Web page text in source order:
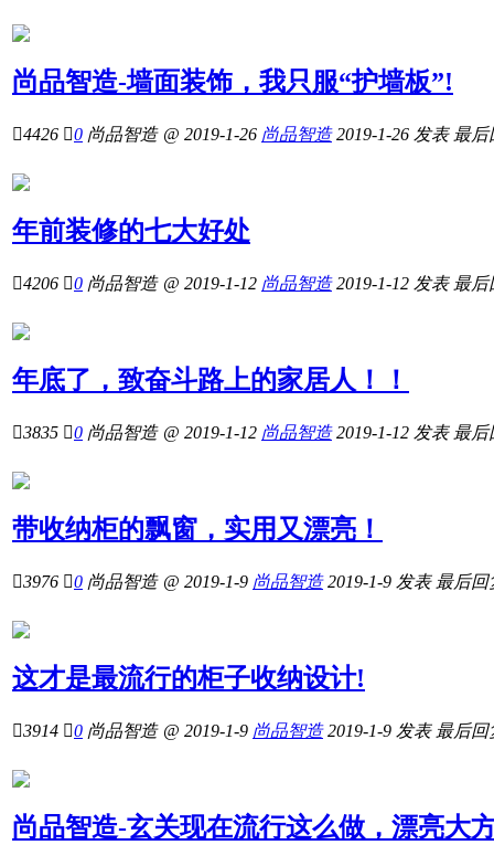
尚品智造-墙面装饰，我只服“护墙板”!
4426 0 尚品智造 @ 2019-1-26 尚品智造 2019-1-26 发表 最
年前装修的七大好处
4206 0 尚品智造 @ 2019-1-12 尚品智造 2019-1-12 发表 最
年底了，致奋斗路上的家居人！！
3835 0 尚品智造 @ 2019-1-12 尚品智造 2019-1-12 发表 最
带收纳柜的飘窗，实用又漂亮！
3976 0 尚品智造 @ 2019-1-9 尚品智造 2019-1-9 发表 最后
这才是最流行的柜子收纳设计!
3914 0 尚品智造 @ 2019-1-9 尚品智造 2019-1-9 发表 最后
尚品智造-玄关现在流行这么做，漂亮大